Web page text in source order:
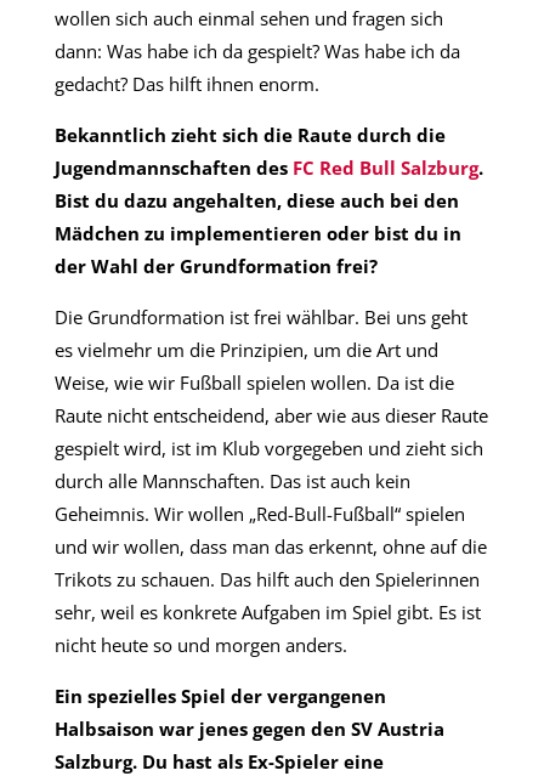
wollen sich auch einmal sehen und fragen sich
dann: Was habe ich da gespielt? Was habe ich da
gedacht? Das hilft ihnen enorm.
Bekanntlich zieht sich die Raute durch die
Jugendmannschaften des FC Red Bull Salzburg.
Bist du dazu angehalten, diese auch bei den
Mädchen zu implementieren oder bist du in
der Wahl der Grundformation frei?
Die Grundformation ist frei wählbar. Bei uns geht
es vielmehr um die Prinzipien, um die Art und
Weise, wie wir Fußball spielen wollen. Da ist die
Raute nicht entscheidend, aber wie aus dieser Raute
gespielt wird, ist im Klub vorgegeben und zieht sich
durch alle Mannschaften. Das ist auch kein
Geheimnis. Wir wollen „Red-Bull-Fußball“ spielen
und wir wollen, dass man das erkennt, ohne auf die
Trikots zu schauen. Das hilft auch den Spielerinnen
sehr, weil es konkrete Aufgaben im Spiel gibt. Es ist
nicht heute so und morgen anders.
Ein spezielles Spiel der vergangenen
Halbsaison war jenes gegen den SV Austria
Salzburg. Du hast als Ex-Spieler eine